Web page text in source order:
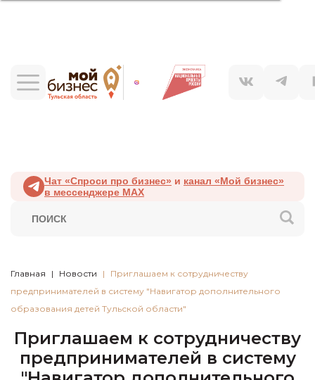
Чат «Спроси про бизнес» и канал «Мой бизнес»
в мессенджере MAX
Главная Новости
Приглашаем к сотрудничеству
предпринимателей в систему "Навигатор дополнительного
образования детей Тульской области"
Приглашаем к сотрудничеству
предпринимателей в систему